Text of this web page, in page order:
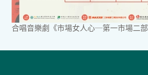
合唱音樂劇《市場女人心─第一市場二部